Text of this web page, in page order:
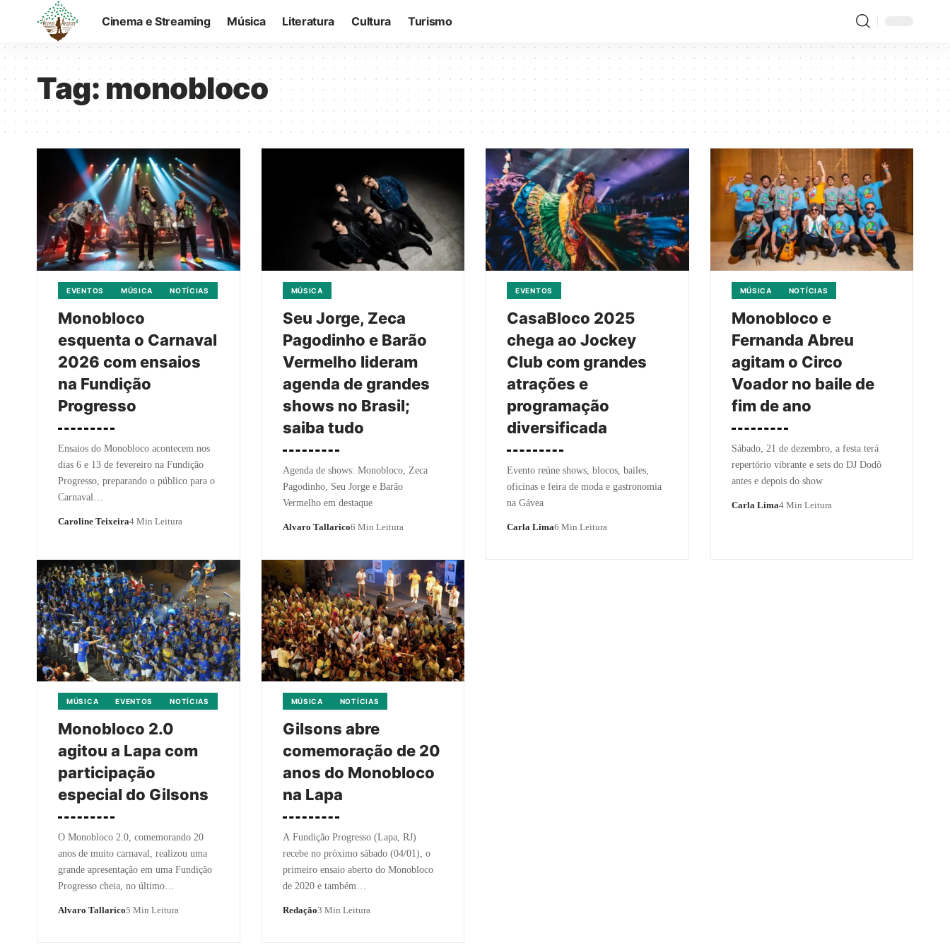
Cinema e Streaming Música Literatura Cultura Turismo
Tag:monobloco
EVENTOS MÚSICA NOTÍCIAS
Monobloco
esquenta o Carnaval
2026 com ensaios
na Fundição
Progresso
Ensaios do Monobloco acontecem nos
dias 6 e 13 de fevereiro na Fundição
Progresso, preparando o público para o
Carnaval…
Caroline Teixeira4 Min Leitura
MÚSICA
Seu Jorge, Zeca
Pagodinho e Barão
Vermelho lideram
agenda de grandes
shows no Brasil;
saiba tudo
Agenda de shows: Monobloco, Zeca
Pagodinho, Seu Jorge e Barão
Vermelho em destaque
Alvaro Tallarico6 Min Leitura
EVENTOS
CasaBloco 2025
chega ao Jockey
Club com grandes
atrações e
programação
diversificada
Evento reúne shows, blocos, bailes,
oficinas e feira de moda e gastronomia
na Gávea
Carla Lima6 Min Leitura
MÚSICA NOTÍCIAS
Monobloco e
Fernanda Abreu
agitam o Circo
Voador no baile de
fim de ano
Sábado, 21 de dezembro, a festa terá
repertório vibrante e sets do DJ Dodô
antes e depois do show
Carla Lima4 Min Leitura
MÚSICA EVENTOS NOTÍCIAS
Monobloco 2.0
agitou a Lapa com
participação
especial do Gilsons
O Monobloco 2.0, comemorando 20
anos de muito carnaval, realizou uma
grande apresentação em uma Fundição
Progresso cheia, no último…
Alvaro Tallarico5 Min Leitura
MÚSICA NOTÍCIAS
Gilsons abre
comemoração de 20
anos do Monobloco
na Lapa
A Fundição Progresso (Lapa, RJ)
recebe no próximo sábado (04/01), o
primeiro ensaio aberto do Monobloco
de 2020 e também…
Redação3 Min Leitura